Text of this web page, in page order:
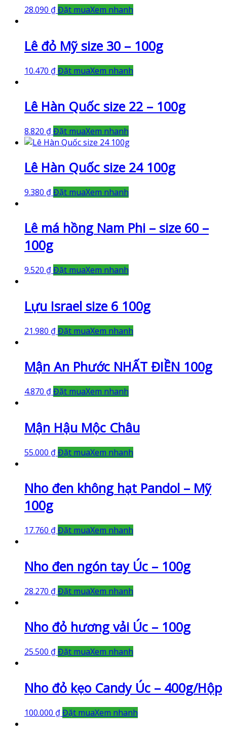
28.090 ₫Đặt muaXem nhanh
Lê đỏ Mỹ size 30 – 100g
10.470 ₫Đặt muaXem nhanh
Lê Hàn Quốc size 22 – 100g
8.820 ₫Đặt muaXem nhanh
Lê Hàn Quốc size 24 100g
9.380 ₫Đặt muaXem nhanh
Lê má hồng Nam Phi – size 60 –
100g
9.520 ₫Đặt muaXem nhanh
Lựu Israel size 6 100g
21.980 ₫Đặt muaXem nhanh
Mận An Phước NHẤT ĐIỀN 100g
4.870 ₫Đặt muaXem nhanh
Mận Hậu Mộc Châu
55.000 ₫Đặt muaXem nhanh
Nho đen không hạt Pandol – Mỹ
100g
17.760 ₫Đặt muaXem nhanh
Nho đen ngón tay Úc – 100g
28.270 ₫Đặt muaXem nhanh
Nho đỏ hương vải Úc – 100g
25.500 ₫Đặt muaXem nhanh
Nho đỏ kẹo Candy Úc – 400g/Hộp
100.000 ₫Đặt muaXem nhanh